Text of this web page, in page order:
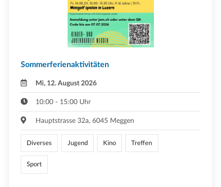
Sommerferienaktivitäten
Mi, 12. August 2026
10:00 - 15:00 Uhr
Hauptstrasse 32a, 6045 Meggen
Diverses Jugend Kino Treffen
Sport